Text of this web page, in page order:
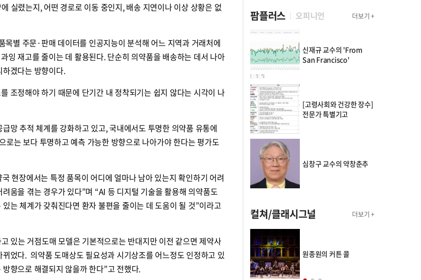
실렸는지, 어떤 경로로 이동 중인지, 배송 지연이나 이상 상황은 없
별 주문·판매 데이터를 인공지능이 분석해 어느 지역과 거래처에
잉 재고를 줄이는 데 활용된다. 단순히 의약품을 배송하는 데서 나아
겠다는 방향이다.
조정해야 하기 때문에 단기간 내 정착되기는 쉽지 않다는 시각이 나
망 추적 체계를 강화하고 있고, 국내에서도 투명한 의약품 유통에
로는 보다 투명하고 예측 가능한 방향으로 나아가야 한다는 평가도
현장에서는 특정 품목이 어디에 얼마나 남아 있는지 확인하기 어려
움을 겪는 경우가 있다”며 “AI 등 디지털 기술을 활용해 의약품도
는 체계가 갖춰진다면 환자 불편을 줄이는 데 도움이 될 것”이라고
있는 거점도매 모델은 기본적으로는 반대지만 이전 같으면 제약사
었다. 의약품 도매상도 필요성과 시기상조를 어느정도 인정하고 있
향으로 해결되지 않을까 한다”고 전했다.
팜플러스 오피니언 더보기 +
신재규 교수의 'From
San Francisco'
[고령사회와 건강한 장수]
전문가 특별기고
심창구 교수의 약창춘추
컬쳐/클래시그널 더보기 +
안현정의 컬쳐포커스 박병준의 클래스토리 원종원의 커튼 콜